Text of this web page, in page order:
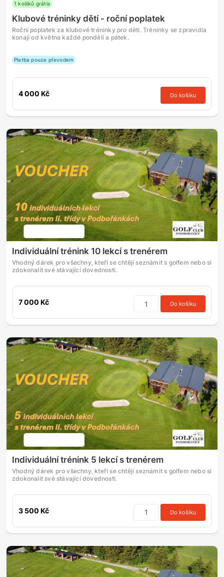
1 košiků grátis
Klubové tréninky dětí - roční poplatek
Roční poplatek za klubové tréninky pro děti. Tréninky se zpravidla
konají od května každé pondělí a pátek.
Platba pouze převodem
4 000 Kč Do košíku
Individuální trénink 10 lekcí s trenérem
Vhodný dárek pro všechny, kteří se chtějí seznámit s golfem nebo si
zdokonalit své stávající dovednosti.
7 000 Kč Do košíku
Individuální trénink 5 lekcí s trenérem
Vhodný dárek pro všechny, kteří se chtějí seznámit s golfem nebo si
zdokonalit své stávající dovednosti.
3 500 Kč Do košíku